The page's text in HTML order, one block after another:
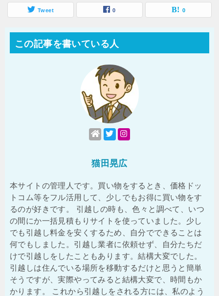
Tweet 0 0
この記事を書いている人
猫田晃広
本サイトの管理人です。買い物をするとき、価格ドッ
トコム等をフル活用して、少しでもお得に買い物をす
るのが好きです。 引越しの時も、色々と調べて、いつ
の間にか一括見積もりサイトを使っていました。少し
でも引越し料金を安くするため、自分でできることは
何でもしました。引越し業者に依頼せず、自分たちだ
けで引越しをしたこともあります。結構大変でした。
引越しは住んでいる場所を移動するだけと思うと簡単
そうですが、実際やってみると結構大変で、時間もか
かります。 これから引越しをされる方には、私のよう